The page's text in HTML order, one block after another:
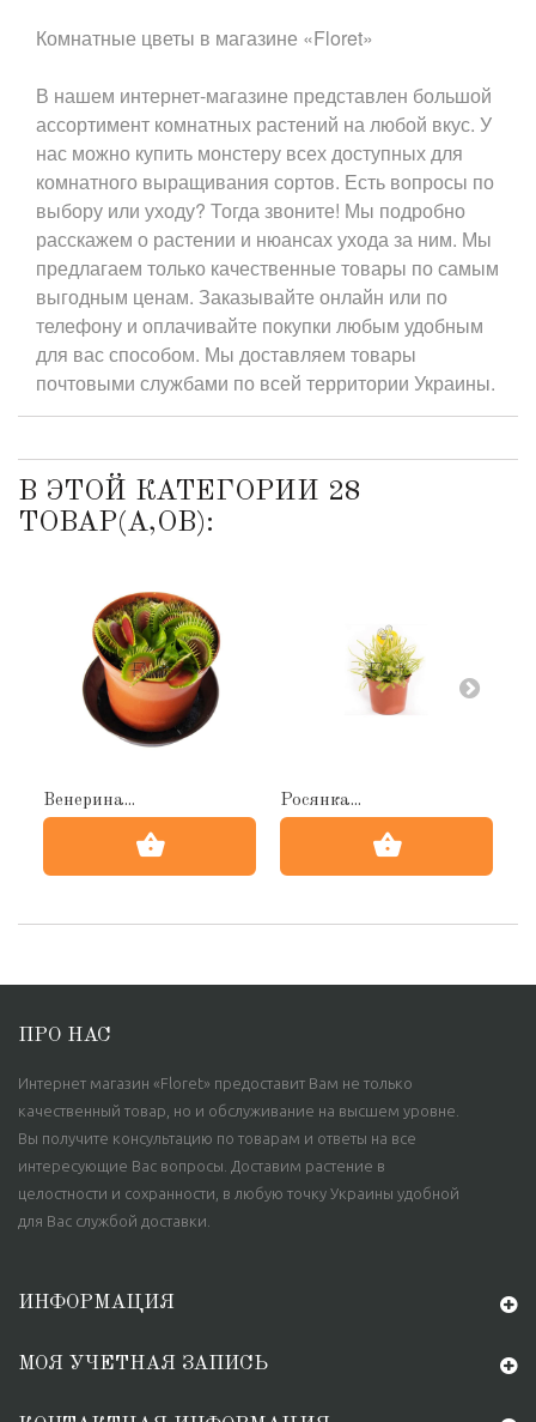
Комнатные цветы в магазине «Floret»
В нашем интернет-магазине представлен большой
ассортимент комнатных растений на любой вкус. У
нас можно купить монстеру всех доступных для
комнатного выращивания сортов. Есть вопросы по
выбору или уходу? Тогда звоните! Мы подробно
расскажем о растении и нюансах ухода за ним. Мы
предлагаем только качественные товары по самым
выгодным ценам. Заказывайте онлайн или по
телефону и оплачивайте покупки любым удобным
для вас способом. Мы доставляем товары
почтовыми службами по всей территории Украины.
В ЭТОЙ КАТЕГОРИИ 28
ТОВАР(А,ОВ):
Венерина... Росянка...
ПРО НАС
Интернет магазин «Floret» предоставит Вам не только
качественный товар, но и обслуживание на высшем уровне.
Вы получите консультацию по товарам и ответы на все
интересующие Вас вопросы. Доставим растение в
целостности и сохранности, в любую точку Украины удобной
для Вас службой доставки.
ИНФОРМАЦИЯ
МОЯ УЧЕТНАЯ ЗАПИСЬ